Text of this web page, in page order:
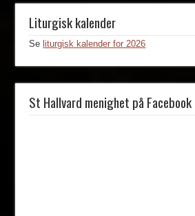
Liturgisk kalender
Se liturgisk kalender for 2026
St Hallvard menighet på Facebook